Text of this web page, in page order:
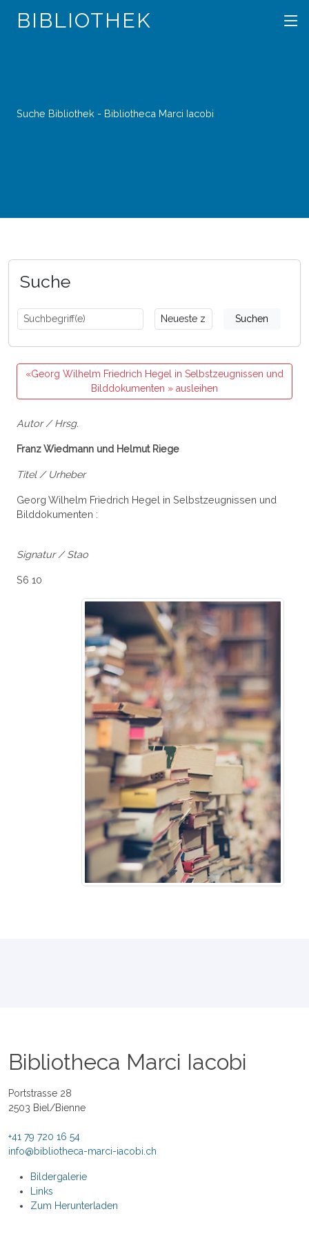
BIBLIOTHEK
Suche Bibliothek - Bibliotheca Marci Iacobi
Suche
Suchen
«Georg Wilhelm Friedrich Hegel in Selbstzeugnissen und
Bilddokumenten » ausleihen
Autor / Hrsg.
Franz Wiedmann und Helmut Riege
Titel / Urheber
Georg Wilhelm Friedrich Hegel in Selbstzeugnissen und
Bilddokumenten :
Signatur / Stao
S6 10
Bibliotheca Marci Iacobi
Portstrasse 28
2503 Biel/Bienne
+41 79 720 16 54
info@bibliotheca-marci-iacobi.ch
Bildergalerie
Links
Zum Herunterladen